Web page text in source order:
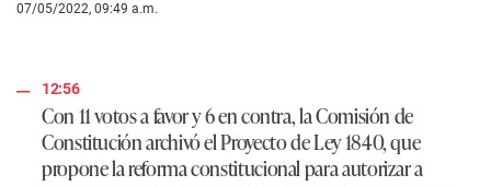
07/05/2022, 09:49 a.m.
12:56
Con 11 votos a favor y 6 en contra, la Comisión de
Constitución archivó el Proyecto de Ley 1840, que
propone la reforma constitucional para autorizar a